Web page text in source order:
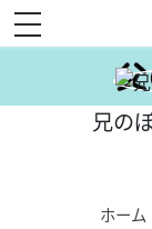
toggle
兄の
ホーム